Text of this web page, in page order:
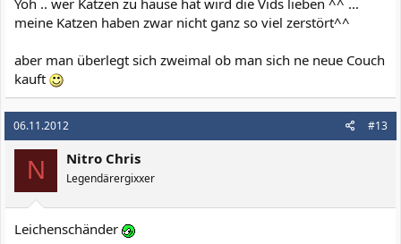
meine Katzen haben zwar nicht ganz so viel zerstört^^
aber man überlegt sich zweimal ob man sich ne neue Couch
kauft
06.11.2012 #13
N Nitro Chris
Legendärergixxer
Leichenschänder